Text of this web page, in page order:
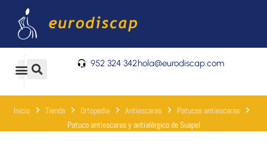
contenido
0
Carrito 952 324 342hola@eurodiscap.com
Inicio Tienda Ortopedia Antiescaras
Patucos antiescaras
Patuco antiescaras y antialérgico de Suapel